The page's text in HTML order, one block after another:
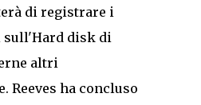
di registrare i
disk di
altri
Reeves ha concluso